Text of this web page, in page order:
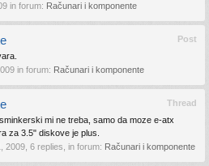
in forum: Računari i komponente
Post
in forum: Računari i komponente
Thread
mi ne treba, samo da moze e-atx
za 3.5" diskove je plus.
2009 , 6 replies, in forum: Računari i komponente